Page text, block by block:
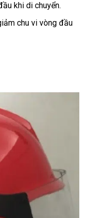
khi di chuyển.
chu vi vòng đầu